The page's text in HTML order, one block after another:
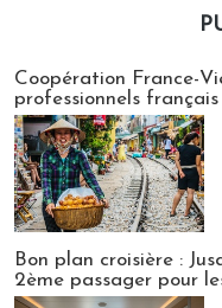
Coopération France-
professionnels
Bon plan croisière :
2ème passager pour